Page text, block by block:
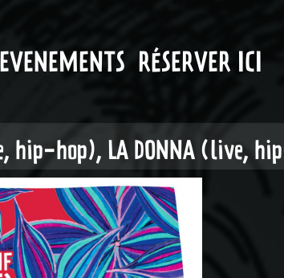
EVENEMENTS RÉSERVER ICI
hip-hop), LA DONNA (live,